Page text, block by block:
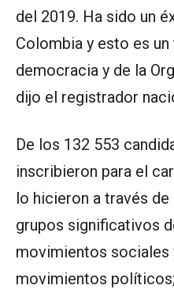
del 2019. Ha sido un
Colombia y esto es
democracia y de la
dijo el registrador
De los 132 553
inscribieron para el
lo hicieron a través
grupos significativos
movimientos sociales
movimientos